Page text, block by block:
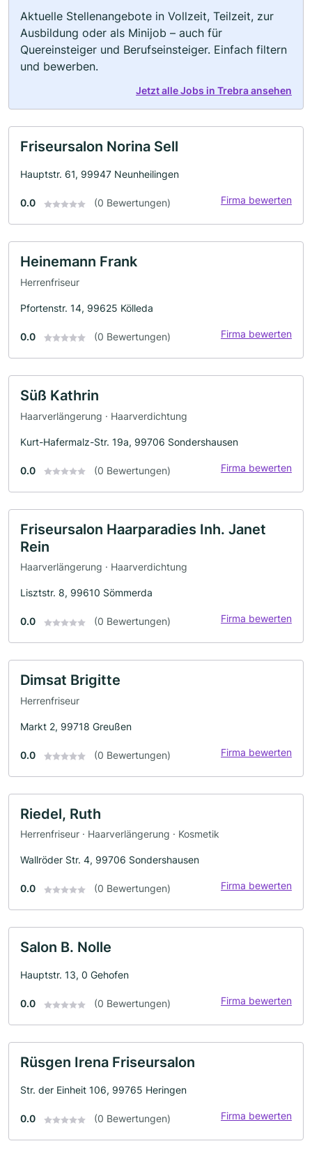
Aktuelle Stellenangebote in Vollzeit, Teilzeit, zur
Ausbildung oder als Minijob – auch für
Quereinsteiger und Berufseinsteiger. Einfach filtern
und bewerben.
Jetzt alle Jobs in Trebra ansehen
Friseursalon Norina Sell
Hauptstr. 61, 99947 Neunheilingen
0.0 (0 Bewertungen) Firma bewerten
Heinemann Frank
Herrenfriseur
Pfortenstr. 14, 99625 Kölleda
0.0 (0 Bewertungen) Firma bewerten
Süß Kathrin
Haarverlängerung · Haarverdichtung
Kurt-Hafermalz-Str. 19a, 99706 Sondershausen
0.0 (0 Bewertungen) Firma bewerten
Friseursalon Haarparadies Inh. Janet
Rein
Haarverlängerung · Haarverdichtung
Lisztstr. 8, 99610 Sömmerda
0.0 (0 Bewertungen) Firma bewerten
Dimsat Brigitte
Herrenfriseur
Markt 2, 99718 Greußen
0.0 (0 Bewertungen) Firma bewerten
Riedel, Ruth
Herrenfriseur · Haarverlängerung · Kosmetik
Wallröder Str. 4, 99706 Sondershausen
0.0 (0 Bewertungen) Firma bewerten
Salon B. Nolle
Hauptstr. 13, 0 Gehofen
0.0 (0 Bewertungen) Firma bewerten
Rüsgen Irena Friseursalon
Str. der Einheit 106, 99765 Heringen
0.0 (0 Bewertungen) Firma bewerten